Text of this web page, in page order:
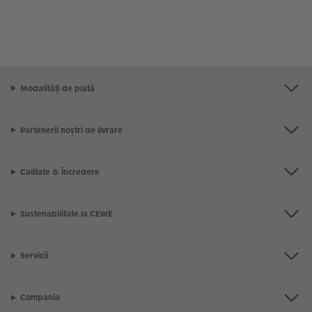
Modalități de plată
Partenerii noștri de livrare
Calitate & Încredere
Sustenabilitate la CEWE
Servicii
Compania